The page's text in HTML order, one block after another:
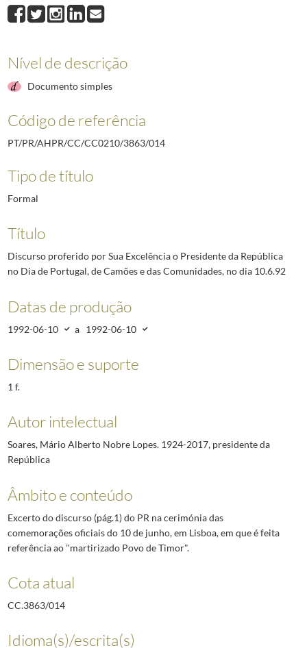
014 Discurso proferido por Sua Excelência o Presidente da República no
015 Discurso proferido por Sua Excelência o Presidente da República no
Discurso proferido por Sua Excelência o Presidente da República no
Declaração do Presidente da República [Mário Soares] reprovando a
019 Declaração do Presidente da República, Mário Soares, sobre a causa de
043 Mensagem de Xanana Gusmão, Cipinang, 10 de fevereiro de 1995
Nível de descrição
Documento simples
Código de referência
PT/PR/AHPR/CC/CC0210/3863/014
Tipo de título
Formal
Título
Discurso proferido por Sua Excelência o Presidente da República
no Dia de Portugal, de Camões e das Comunidades, no dia 10.6.92
Datas de produção
1992-06-10 a 1992-06-10
Dimensão e suporte
1 f.
Autor intelectual
Soares, Mário Alberto Nobre Lopes. 1924-2017, presidente da
República
Âmbito e conteúdo
Excerto do discurso (pág.1) do PR na cerimónia das
comemorações oficiais do 10 de junho, em Lisboa, em que é feita
referência ao "martirizado Povo de Timor".
Cota atual
CC.3863/014
Idioma(s)/escrita(s)